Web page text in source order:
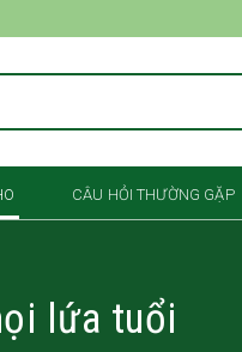
CÂU HỎI THƯỜNG GẶP
lứa tuổi